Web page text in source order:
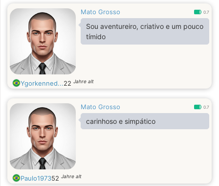
Mato Grosso 0.7
Sou aventureiro, criativo e um pouco
tímido
Ygorkenned...22 Jahre alt
Mato Grosso 0.7
carinhoso e simpático
Paulo197352 Jahre alt